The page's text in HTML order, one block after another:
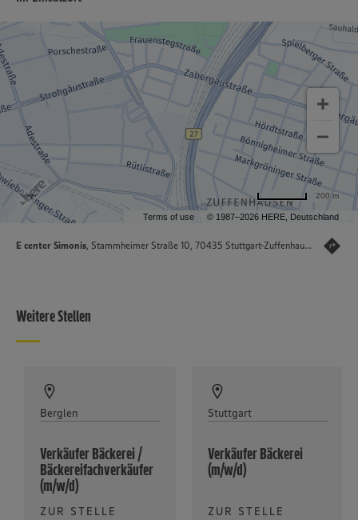
Terms of use © 1987–2026 HERE, Deutschland
200 m
E center Simonis, Stammheimer Straße 10, 70435 Stuttgart-Zuffenhausen
Weitere Stellen
Berglen
Verkäufer Bäckerei /
Bäckereifachverkäufer
(m/w/d)
ZUR STELLE
Stuttgart
Verkäufer Bäckerei
(m/w/d)
ZUR STELLE